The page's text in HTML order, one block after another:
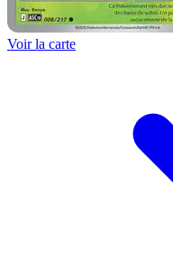
Voir la carte